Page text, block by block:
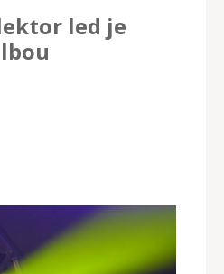
led je